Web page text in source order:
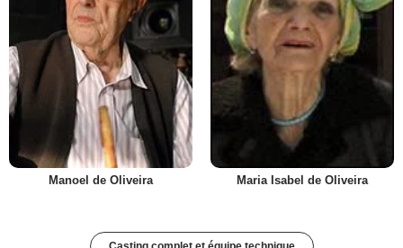
Manoel de Oliveira Maria Isabel de Oliveira